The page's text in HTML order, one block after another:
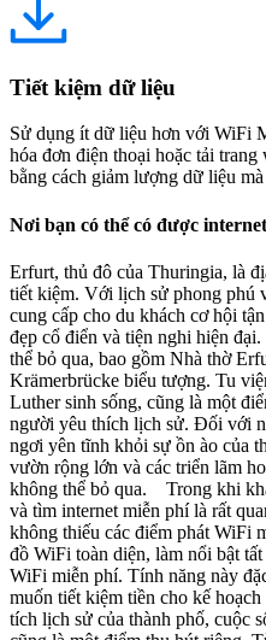
Tiết kiệm dữ liệu
Sử dụng ít dữ liệu hơn với WiFi
hóa đơn điện thoại hoặc tải
bằng cách giảm lượng dữ liệu
Nơi bạn có thể có được
Erfurt, thủ đô của Thuringia, là
tiết kiệm. Với lịch sử phong phú
cung cấp cho du khách cơ hội
đẹp cổ điển và tiện nghi hiện
thể bỏ qua, bao gồm Nhà thờ
Krämerbrücke biểu tượng. Tu
Luther sinh sống, cũng là một
người yêu thích lịch sử. Đối với
ngơi yên tĩnh khỏi sự ồn ào của
vườn rộng lớn và các triển lãm
không thể bỏ qua. Trong khi
và tìm internet miễn phí là rất
không thiếu các điểm phát WiFi
đồ WiFi toàn diện, làm nổi bật
WiFi miễn phí. Tính năng này
muốn tiết kiệm tiền cho kế
tích lịch sử của thành phố, cuộc